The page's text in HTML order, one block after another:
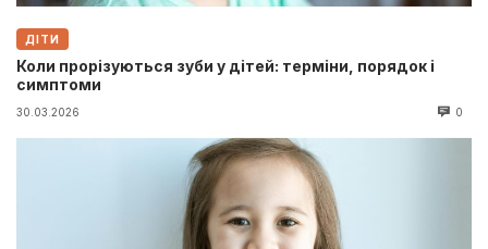
ДІТИ
Коли прорізуються зуби у дітей: терміни, порядок і
симптоми
30.03.2026 0